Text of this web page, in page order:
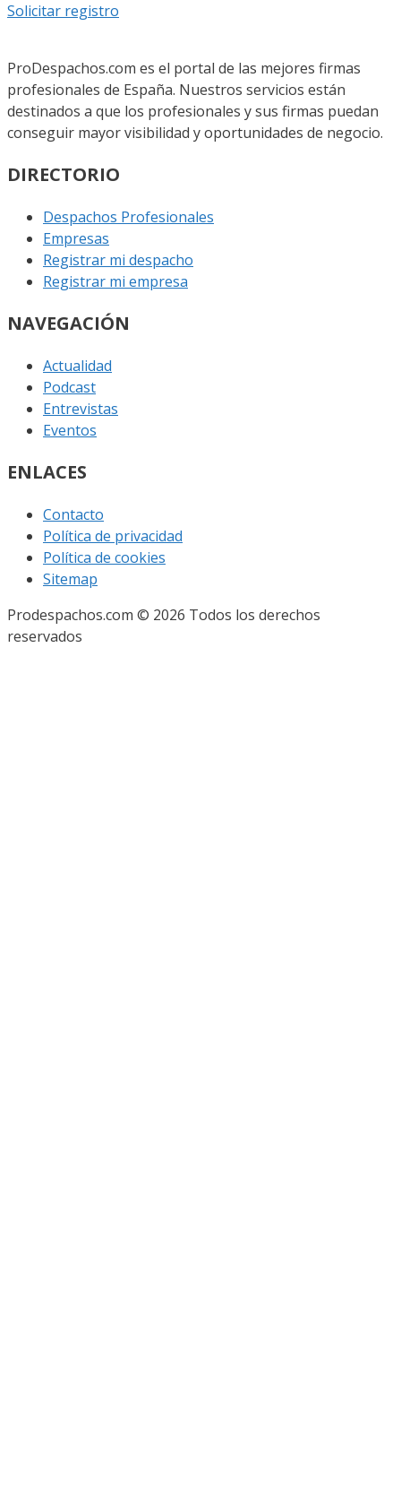
Solicitar registro
ProDespachos.com es el portal de las mejores firmas
profesionales de España. Nuestros servicios están
destinados a que los profesionales y sus firmas puedan
conseguir mayor visibilidad y oportunidades de negocio.
DIRECTORIO
Despachos Profesionales
Empresas
Registrar mi despacho
Registrar mi empresa
NAVEGACIÓN
Actualidad
Podcast
Entrevistas
Eventos
ENLACES
Contacto
Política de privacidad
Política de cookies
Sitemap
Prodespachos.com © 2026 Todos los derechos
reservados